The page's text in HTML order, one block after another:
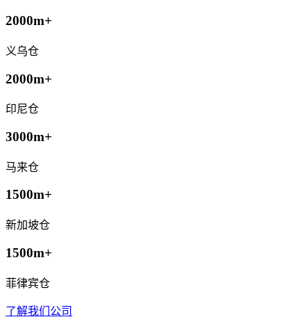
2000m+
义乌仓
2000m+
印尼仓
3000m+
马来仓
1500m+
新加坡仓
1500m+
菲律宾仓
了解我们公司